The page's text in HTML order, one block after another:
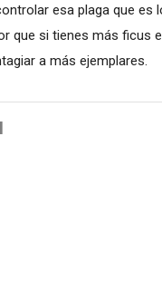
esa plaga que es
que si tienes más ficus
a más ejemplares.